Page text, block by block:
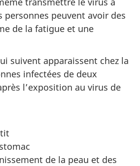
personnes peuvent avoir des
de la fatigue et une
suivent apparaissent chez la
infectées de deux
l’exposition au virus de
de la peau et des